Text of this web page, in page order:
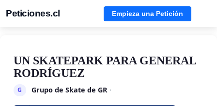
Peticiones.cl Empieza una Petición
UN SKATEPARK PARA GENERAL
RODRÍGUEZ
G Grupo de Skate de GR ·